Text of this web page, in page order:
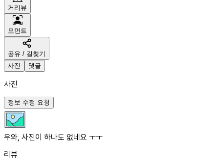
거리뷰
모먼트
공유 / 길찾기
사진
댓글
사진
정보 수정 요청
우와, 사진이 하나도 없네요 ㅜㅜ
리뷰